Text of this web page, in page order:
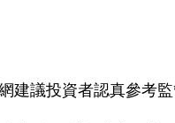
建議投資者認真參考